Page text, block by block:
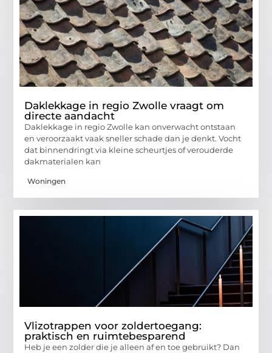
Daklekkage in regio Zwolle vraagt om
directe aandacht
Daklekkage in regio Zwolle kan onverwacht ontstaan
en veroorzaakt vaak sneller schade dan je denkt. Vocht
dat binnendringt via kleine scheurtjes of verouderde
dakmaterialen kan
Woningen
Vlizotrappen voor zoldertoegang:
praktisch en ruimtebesparend
Heb je een zolder die je alleen af en toe gebruikt? Dan